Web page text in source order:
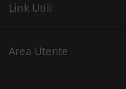
Link Utili
Area Utente